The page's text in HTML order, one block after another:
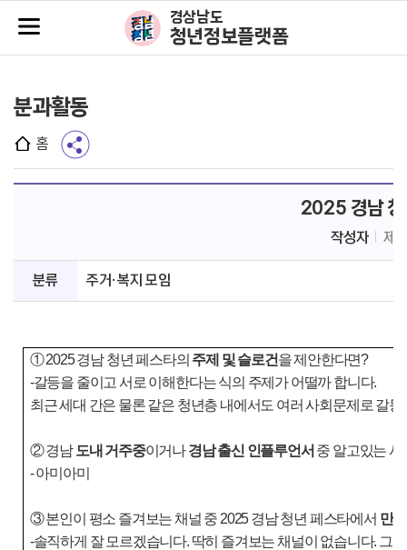
주메뉴바로가기
본문바로가기
경상남도
청년정보플랫폼
분과활동
홈
2025 경남 청
작성자 제
분류 주거·복지 모임
①2025경남 청년 페스타의 주제 및 슬로건을 제안한다면?
-갈등을 줄이고 서로 이해한다는 식의 주제가 어떨까 합니다.
최근 세대 간은 물론 같은 청년층 내에서도 여러 사회문제로 갈
②경남 도내 거주중이거나경남 출신 인플루언서 중 알고있는 사
- 아미아미
③본인이 평소 즐겨보는 채널 중 2025경남 청년 페스타에서 만
-솔직하게 잘 모르겠습니다. 딱히 즐겨보는 채널이 없습니다. 그